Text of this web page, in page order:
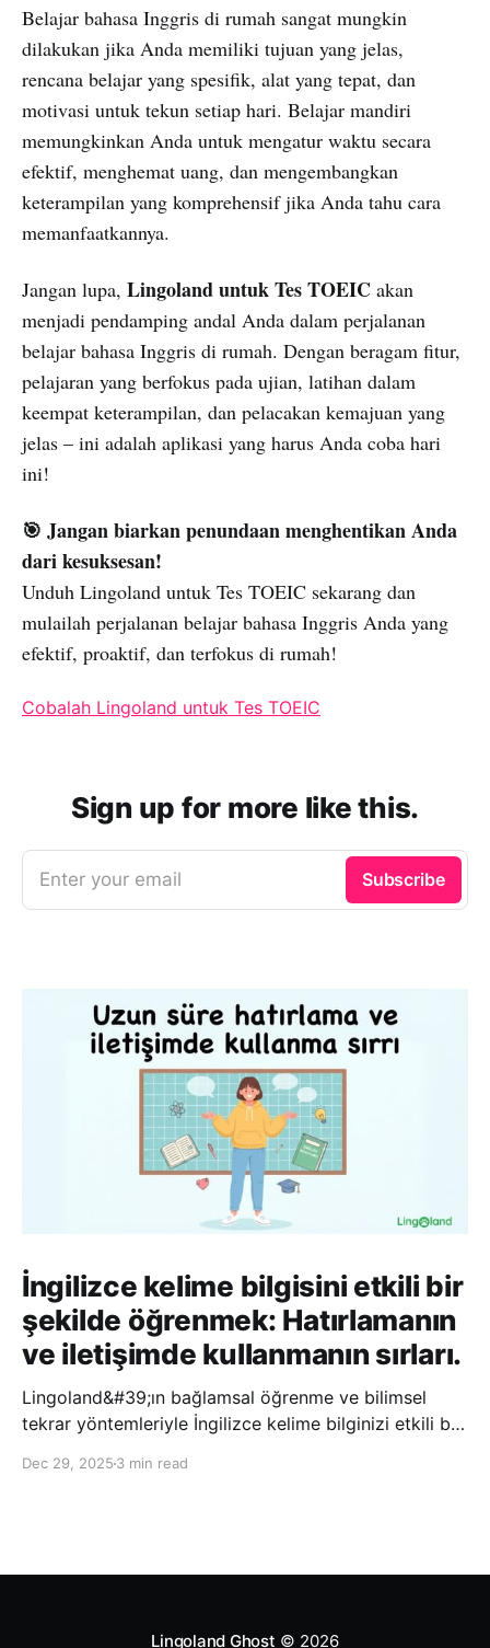
Belajar bahasa Inggris di rumah sangat mungkin
dilakukan jika Anda memiliki tujuan yang jelas,
rencana belajar yang spesifik, alat yang tepat, dan
motivasi untuk tekun setiap hari. Belajar mandiri
memungkinkan Anda untuk mengatur waktu secara
efektif, menghemat uang, dan mengembangkan
keterampilan yang komprehensif jika Anda tahu cara
memanfaatkannya.
Jangan lupa, Lingoland untuk Tes TOEIC akan
menjadi pendamping andal Anda dalam perjalanan
belajar bahasa Inggris di rumah. Dengan beragam fitur,
pelajaran yang berfokus pada ujian, latihan dalam
keempat keterampilan, dan pelacakan kemajuan yang
jelas – ini adalah aplikasi yang harus Anda coba hari
ini!
🎯 Jangan biarkan penundaan menghentikan Anda
dari kesuksesan!
Unduh Lingoland untuk Tes TOEIC sekarang dan
mulailah perjalanan belajar bahasa Inggris Anda yang
efektif, proaktif, dan terfokus di rumah!
Cobalah Lingoland untuk Tes TOEIC
Sign up for more like this.
Enter your email Subscribe
İngilizce kelime bilgisini etkili bir
şekilde öğrenmek: Hatırlamanın
ve iletişimde kullanmanın sırları.
Lingoland&#39;ın bağlamsal öğrenme ve bilimsel
tekrar yöntemleriyle İngilizce kelime bilginizi etkili bir
hatırlayabilir ve daha doğal bir şekilde iletişim
Dec 29, 2025 3 min read
Lingoland Ghost © 2026